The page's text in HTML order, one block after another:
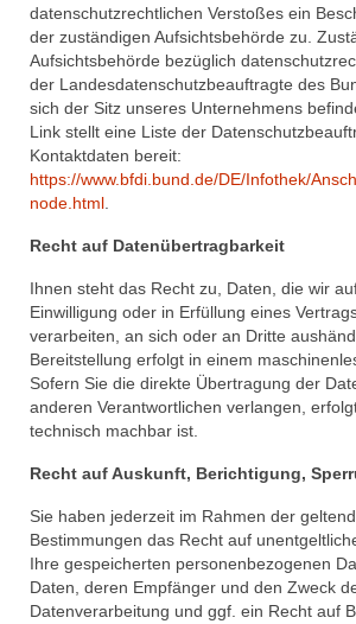
datenschutzrechtlichen Verstoßes ein
der zuständigen Aufsichtsbehörde zu.
Aufsichtsbehörde bezüglich
der Landesdatenschutzbeauftragte des
sich der Sitz unseres Unternehmens
Link stellt eine Liste der
Kontaktdaten bereit:
https://www.bfdi.bund.de/DE/Infothek/
node.html
Recht auf Datenübertragbarkeit
Ihnen steht das Recht zu, Daten, die wir
Einwilligung oder in Erfüllung eines
verarbeiten, an sich oder an Dritte
Bereitstellung erfolgt in einem
Sofern Sie die direkte Übertragung der
anderen Verantwortlichen verlangen,
technisch machbar ist.
Recht auf Auskunft, Berichtigung,
Sie haben jederzeit im Rahmen der
Bestimmungen das Recht auf
Ihre gespeicherten personenbezogenen
Daten, deren Empfänger und den Zweck
Datenverarbeitung und ggf. ein Recht auf